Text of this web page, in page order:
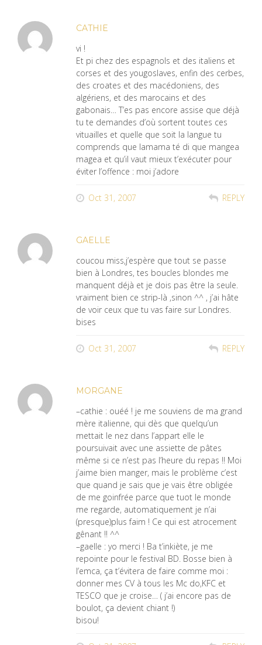
CATHIE
vi !
Et pi chez des espagnols et des italiens et
corses et des yougoslaves, enfin des cerbes,
des croates et des macédoniens, des
algériens, et des marocains et des
gabonais… T’es pas encore assise que déjà
tu te demandes d’où sortent toutes ces
vituailles et quelle que soit la langue tu
comprends que lamama té di que mangea
magea et qu’il vaut mieux t’exécuter pour
éviter l’offence : moi j’adore
Oct 31, 2007 REPLY
GAELLE
coucou miss,j’espère que tout se passe
bien à Londres, tes boucles blondes me
manquent déjà et je dois pas être la seule.
vraiment bien ce strip-là ,sinon ^^ , j’ai hâte
de voir ceux que tu vas faire sur Londres.
bises
Oct 31, 2007 REPLY
MORGANE
–cathie : ouéé ! je me souviens de ma grand
mère italienne, qui dès que quelqu’un
mettait le nez dans l’appart elle le
poursuivait avec une assiette de pâtes
même si ce n’est pas l’heure du repas !! Moi
j’aime bien manger, mais le problème c’est
que quand je sais que je vais être obligée
de me goinfrée parce que tuot le monde
me regarde, automatiquement je n’ai
(presque)plus faim ! Ce qui est atrocement
gênant !! ^^
–gaelle : yo merci ! Ba t’inkiète, je me
repointe pour le festival BD. Bosse bien à
l’emca, ça t’évitera de faire comme moi :
donner mes CV à tous les Mc do,KFC et
TESCO que je croise… ( j’ai encore pas de
boulot, ça devient chiant !)
bisou!